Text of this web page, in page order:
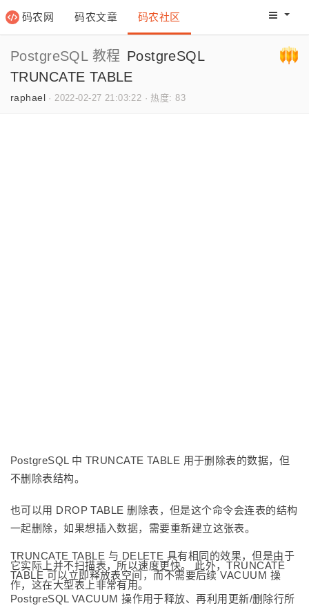
码农网 码农文章 码农社区 码农网
PostgreSQL 教程 PostgreSQL
TRUNCATE TABLE
raphael ·2022-02-27 21:03:22 · 热度: 83
PostgreSQL 中 TRUNCATE TABLE 用于删除表的数据，但
不删除表结构。
也可以用 DROP TABLE 删除表，但是这个命令会连表的结构
一起删除，如果想插入数据，需要重新建立这张表。
TRUNCATE TABLE 与 DELETE 具有相同的效果，但是由于
它实际上并不扫描表，所以速度更快。 此外，TRUNCATE
TABLE 可以立即释放表空间，而不需要后续 VACUUM 操
作，这在大型表上非常有用。
PostgreSQL VACUUM 操作用于释放、再利用更新/删除行所